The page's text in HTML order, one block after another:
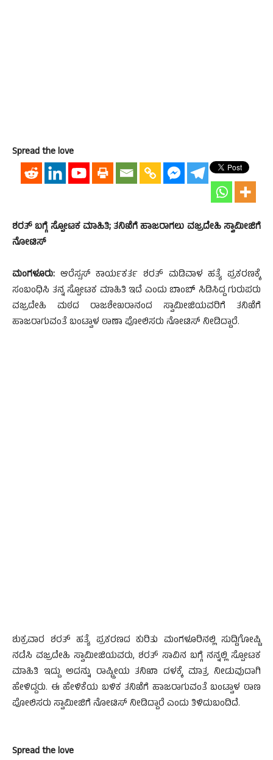
Spread the love
ಶರತ್ ಬಗ್ಗೆ ಸ್ಪೋಟಕ ಮಾಹಿತಿ; ತನಿಖೆಗೆ ಹಾಜರಾಗಲು ವಜ್ರದೇಹಿ ಸ್ವಾಮೀಜಿಗೆ
ನೋಟಿಸ್
ಮಂಗಳೂರು: ಆರೆಸ್ಸಸ್ ಕಾರ್ಯಕರ್ತ ಶರತ್ ಮಡಿವಾಳ ಹತ್ಯೆ ಪ್ರಕರಣಕ್ಕೆ
ಸಂಬಂಧಿಸಿ ತನ್ನ ಸ್ಪೋಟಕ ಮಾಹಿತಿ ಇದೆ ಎಂದು ಬಾಂಬ್ ಸಿಡಿಸಿದ್ದ ಗುರುಪರು
ವಜ್ರದೇಹಿ ಮಠದ ರಾಜಶೇಖರಾನಂದ ಸ್ವಾಮೀಜಿಯವರಿಗೆ ತನಿಖೆಗೆ
ಹಾಜರಾಗುವಂತೆ ಬಂಟ್ವಾಳ ಠಾಣಾ ಪೋಲಿಸರು ನೋಟಿಸ್ ನೀಡಿದ್ದಾರೆ.
ಶುಕ್ರವಾರ ಶರತ್ ಹತ್ಯೆ ಪ್ರಕರಣದ ಕುರಿತು ಮಂಗಳೂರಿನಲ್ಲಿ ಸುದ್ದಿಗೋಷ್ಟಿ
ನಡೆಸಿ ವಜ್ರದೇಹಿ ಸ್ವಾಮೀಜಿಯವರು, ಶರತ್ ಸಾವಿನ ಬಗ್ಗೆ ನನ್ನಲ್ಲಿ ಸ್ಪೋಟಕ
ಮಾಹಿತಿ ಇದ್ದು ಅದನ್ನು ರಾಷ್ಟ್ರೀಯ ತನಿಖಾ ದಳಕ್ಕೆ ಮಾತ್ರ ನೀಡುವುದಾಗಿ
ಹೇಳಿದ್ದರು. ಈ ಹೇಳಿಕೆಯ ಬಳಿಕ ತನಿಖೆಗೆ ಹಾಜರಾಗುವಂತೆ ಬಂಟ್ವಾಳ ಠಾಣ
ಪೋಲಿಸರು ಸ್ವಾಮೀಜಿಗೆ ನೋಟಿಸ್ ನೀಡಿದ್ದಾರೆ ಎಂದು ತಿಳಿದುಬಂದಿದೆ.
Spread the love